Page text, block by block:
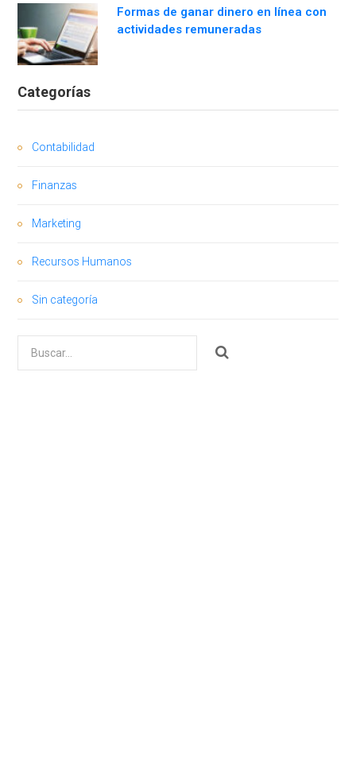
Formas de ganar dinero en línea con
actividades remuneradas
Categorías
Contabilidad
Finanzas
Marketing
Recursos Humanos
Sin categoría
por: